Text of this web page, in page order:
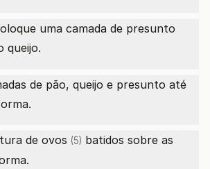
uma camada de presunto
queijo.
de pão, queijo e presunto até
de ovos (5) batidos sobre as